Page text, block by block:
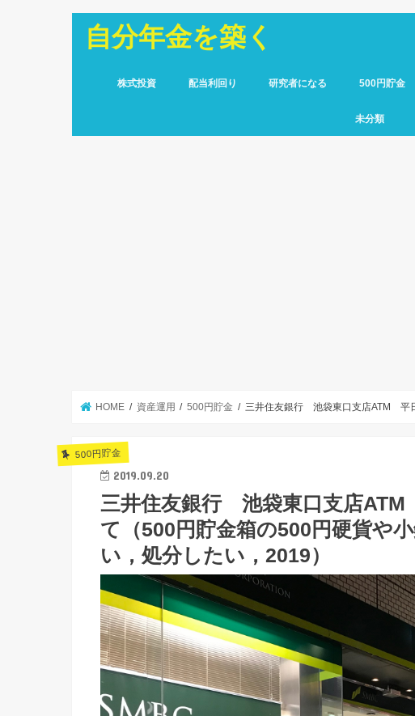
自分年金を築く
株式投資 配当利回り 研究者になる 500円貯金
未分類
HOME 資産運用 500円貯金 三井住友銀行 池袋東口支店ATM 平
500円貯金
2019.09.20
三井住友銀行 池袋東口支店
て（500円貯金箱の500円硬貨や
い，処分したい，2019）